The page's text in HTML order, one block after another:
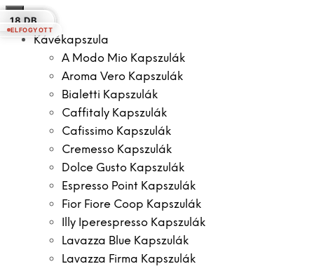
×
Kávékapszula
A Modo Mio Kapszulák
Aroma Vero Kapszulák
Bialetti Kapszulák
Caffitaly Kapszulák
Cafissimo Kapszulák
Cremesso Kapszulák
Dolce Gusto Kapszulák
Espresso Point Kapszulák
Fior Fiore Coop Kapszulák
Illy Iperespresso Kapszulák
Lavazza Blue Kapszulák
Lavazza Firma Kapszulák
10 DB.
10 DB.
10 DB.
10 DB.
30 DB.
10 DB.
18 DB.
ELFOGYOTT